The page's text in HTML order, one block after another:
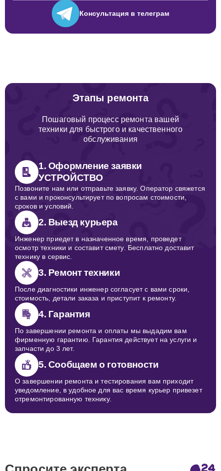
Консультация в телеграм
Этапы ремонта
Пошаговый процесс ремонта вашей
техники для быстрого и качественного
обслуживания
1. Оформление заявки
УСТРОЙСТВО
Позвоните нам или отправьте заявку. Оператор свяжется
с вами и проконсультирует по вопросам стоимости,
сроков и условий.
2. Выезд курьера
Инженер приедет в назначенное время, проведет
осмотр техники и составит смету. Бесплатно доставит
технику в сервис.
3. Ремонт техники
После диагностики инженер согласует с вами сроки,
стоимость, детали заказа и приступит к ремонту.
4. Гарантия
По завершении ремонта и оплаты мы выдадим вам
фирменную гарантию. Гарантия действует на услуги и
запчасти до 3 лет.
5. Сообщаем о готовности
О завершении ремонта и тестирования вам приходит
уведомление, в удобное для вас время курьер привезет
отремонтированную технику.